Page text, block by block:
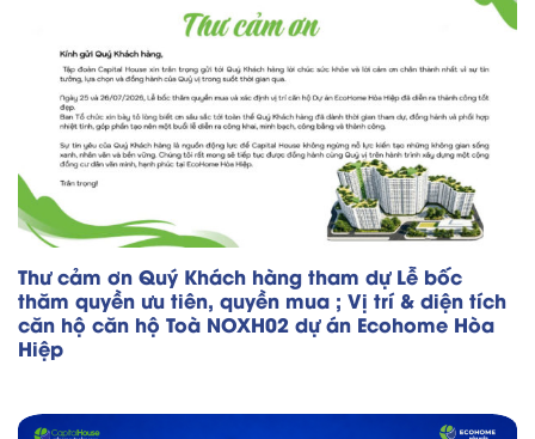
Thư cảm ơn Quý Khách hàng tham dự Lễ bốc
thăm quyền ưu tiên, quyền mua ; Vị trí & diện tích
căn hộ căn hộ Toà NOXH02 dự án Ecohome Hòa
Hiệp